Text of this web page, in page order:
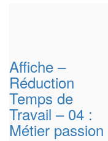
Affiche –
Réduction
Temps de
Travail – 04 :
Métier passion